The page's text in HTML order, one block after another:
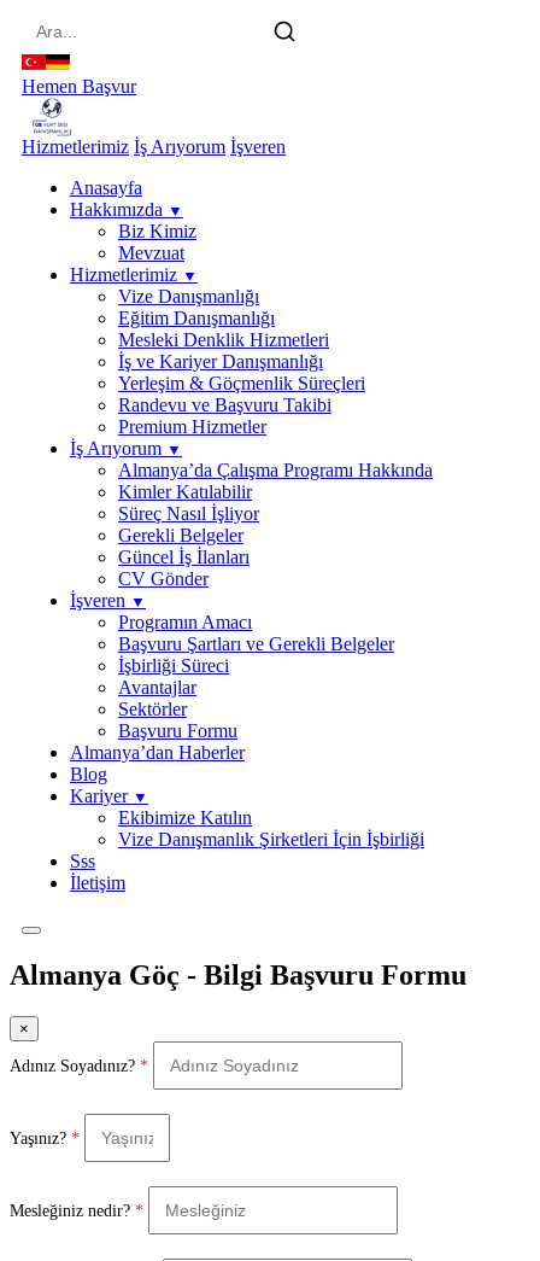
content
Hemen Başvur
Hizmetlerimiz İş Arıyorum İşveren
Anasayfa
Hakkımızda ▼
Biz Kimiz
Mevzuat
Hizmetlerimiz ▼
Vize Danışmanlığı
Eğitim Danışmanlığı
Mesleki Denklik Hizmetleri
İş ve Kariyer Danışmanlığı
Yerleşim & Göçmenlik Süreçleri
Randevu ve Başvuru Takibi
Premium Hizmetler
İş Arıyorum ▼
Almanya’da Çalışma Programı Hakkında
Kimler Katılabilir
Süreç Nasıl İşliyor
Gerekli Belgeler
Güncel İş İlanları
CV Gönder
İşveren ▼
Programın Amacı
Başvuru Şartları ve Gerekli Belgeler
İşbirliği Süreci
Avantajlar
Sektörler
Başvuru Formu
Almanya’dan Haberler
Blog
Kariyer ▼
Ekibimize Katılın
⁠Vize Danışmanlık Şirketleri İçin İşbirliği
Sss
İletişim
Almanya Göç - Bilgi Başvuru Formu
×
Adınız Soyadınız? *
Yaşınız? *
Mesleğiniz nedir? *